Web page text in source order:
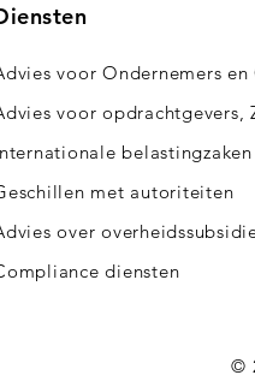
voor Ondernemers
voor opdrachtgevers,
belastingzaken
met autoriteiten
over
diensten
©